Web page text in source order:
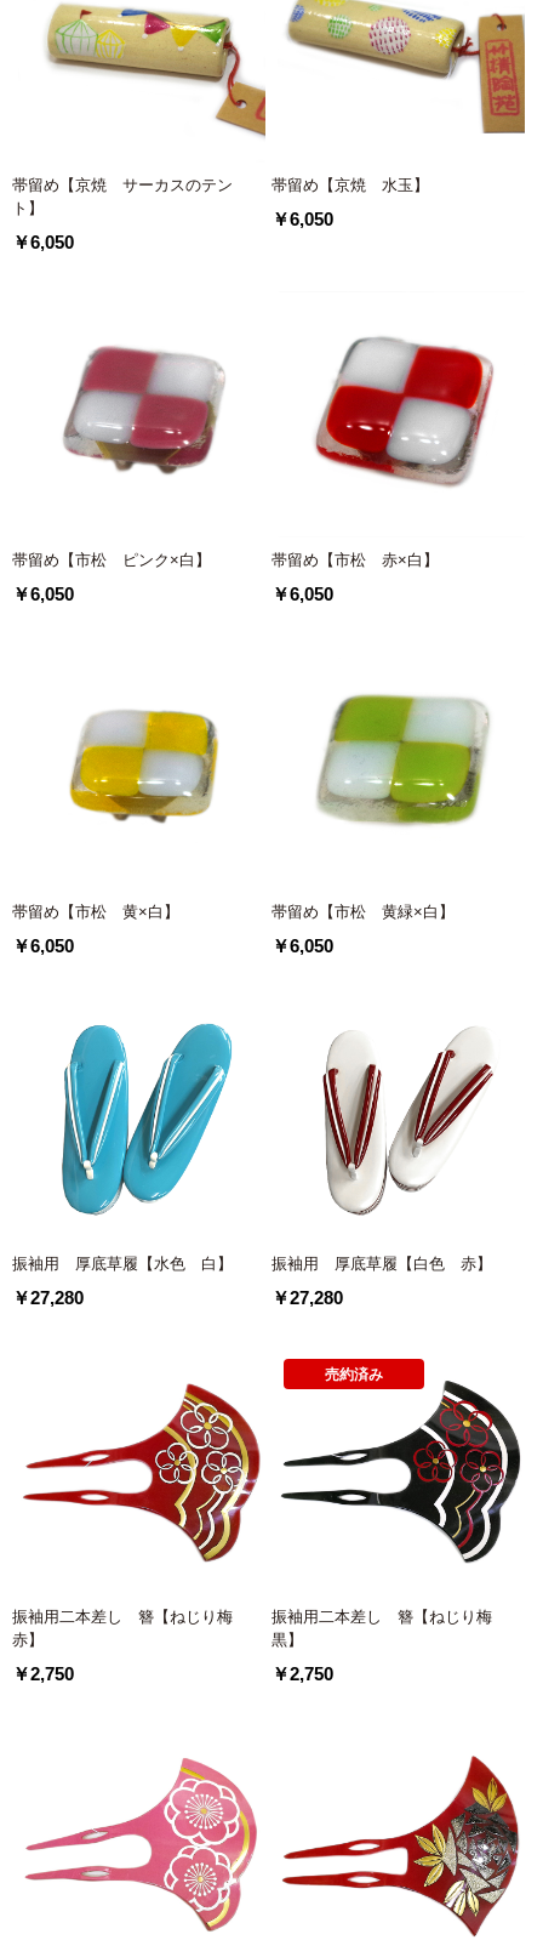
帯留め【京焼 サーカスのテン
ト】
￥6,050
帯留め【京焼 水玉】
￥6,050
帯留め【市松 ピンク×白】
￥6,050
帯留め【市松 赤×白】
￥6,050
帯留め【市松 黄×白】
￥6,050
帯留め【市松 黄緑×白】
￥6,050
振袖用 厚底草履【水色 白】
￥27,280
振袖用 厚底草履【白色 赤】
￥27,280
振袖用二本差し 簪【ねじり梅
赤】
￥2,750
振袖用二本差し 簪【ねじり梅
黒】
￥2,750
売約済み